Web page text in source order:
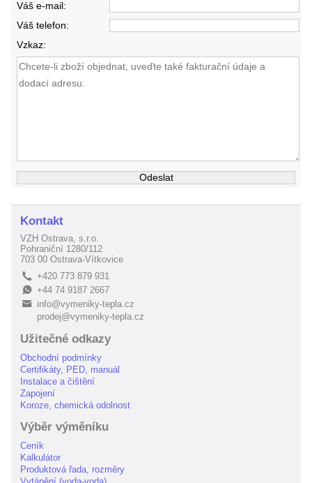
Váš e-mail:
Váš telefon:
Vzkaz:
Kontakt
VZH Ostrava, s.r.o.
Pohraniční 1280/112
703 00 Ostrava-Vítkovice
L +420 773 879 931
E+44 74 9187 2667
B
info@vymeniky-tepla.cz
prodej@vymeniky-tepla.cz
Užitečné odkazy
Obchodní podmínky
Certifikáty, PED, manuál
Instalace a čištění
Zapojení
Koroze, chemická odolnost
Výběr výměníku
Ceník
Kalkulátor
Produktová řada, rozměry